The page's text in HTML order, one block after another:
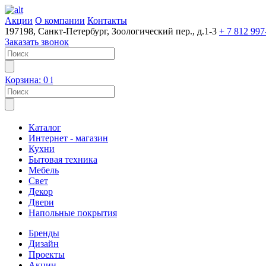
Акции О компании Контакты
197198, Санкт-Петербург, Зоологический пер., д.1-3 + 7 812
Заказать звонок
Корзина: 0 i
Каталог
Интернет - магазин
Кухни
Бытовая техника
Мебель
Свет
Декор
Двери
Напольные покрытия
Бренды
Дизайн
Проекты